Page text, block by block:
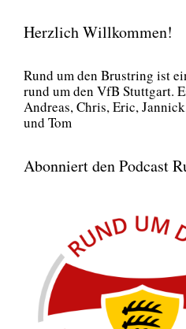
Herzlich Willkommen!
Rund um den Brust­ring ist
rund um den VfB Stutt­gart.
Andre­as, Chris, Eric,
und Tom
Abonniert den Podcast